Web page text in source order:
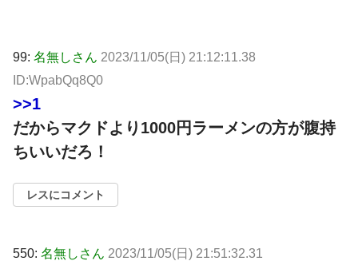
99: 名無しさん 2023/11/05(日) 21:12:11.38
ID:WpabQq8Q0
>>1
だからマクドより1000円ラーメンの方が腹持
ちいいだろ！
レスにコメント
550: 名無しさん 2023/11/05(日) 21:51:32.31